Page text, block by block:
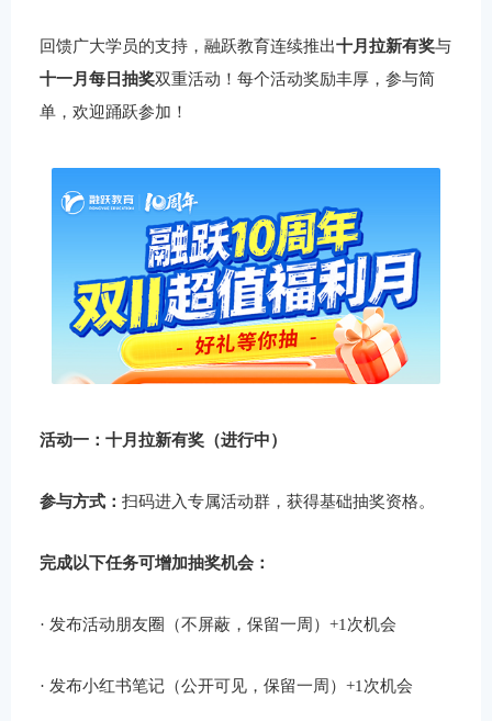
回馈广大学员的支持，融跃教育连续推出十月拉新有奖与
十一月每日抽奖双重活动！每个活动奖励丰厚，参与简
单，欢迎踊跃参加！
活动一：十月拉新有奖（进行中）
参与方式：扫码进入专属活动群，获得基础抽奖资格。
完成以下任务可增加抽奖机会：
· 发布活动朋友圈（不屏蔽，保留一周）+1次机会
· 发布小红书笔记（公开可见，保留一周）+1次机会